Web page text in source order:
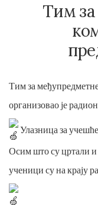
Тим
Тим за
организовао је
Улазница за
Осим што су цртали и
ученици су на крају